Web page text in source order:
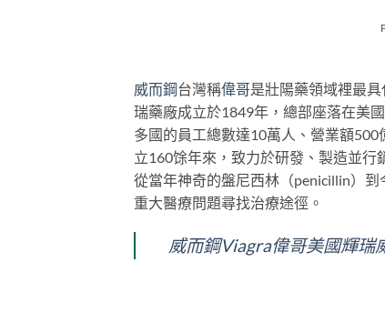
威而鋼台灣稱偉哥是壯陽藥領域裡最
瑞藥廠成立於1849年，總部座落在美
多國的員工總數達10萬人、營業額
立160馀年來，致力於研發、製造並行
從當年神奇的盤尼西林（penicillin）
重大醫療問題尋找治療途徑。
威而鋼Viagra偉哥美國輝瑞